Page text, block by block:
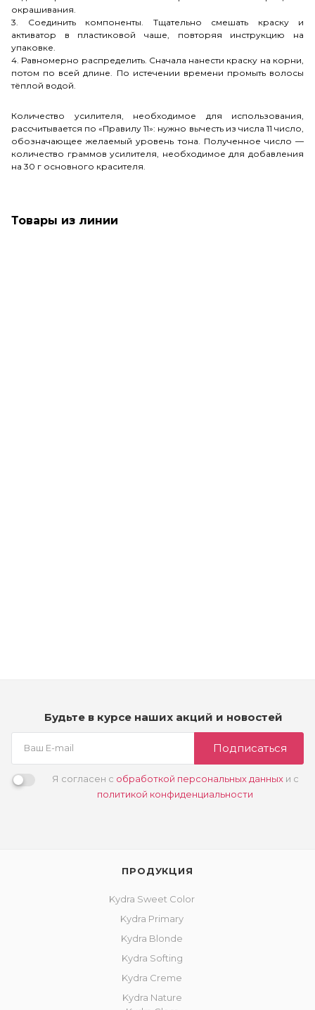
окрашивания.
3. Соединить компоненты. Тщательно смешать краску и
активатор в пластиковой чаше, повторяя инструкцию на
упаковке.
4. Равномерно распределить. Сначала нанести краску на корни,
потом по всей длине. По истечении времени промыть волосы
тёплой водой.
Количество усилителя, необходимое для использования,
рассчитывается по «Правилу 11»: нужно вычесть из числа 11 число,
обозначающее желаемый уровень тона. Полученное число —
количество граммов усилителя, необходимое для добавления
на 30 г основного красителя.
Товары из линии
Будьте в курсе наших акций и новостей
Подписаться
Я согласен с обработкой персональных данныхи с
политикой конфиденциальности
ПРОДУКЦИЯ
Kydra Sweet Color
Kydra Primary
Kydra Blonde
Kydra Softing
Kydra Creme
Kydra Nature